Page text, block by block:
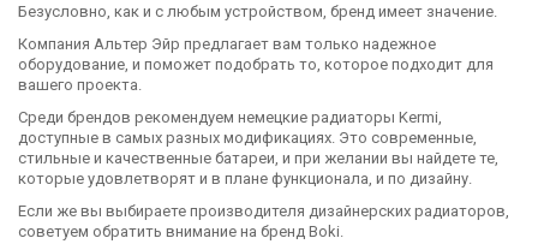
Безусловно, как и с любым устройством, бренд имеет значение.
Компания Альтер Эйр предлагает вам только надежное
оборудование, и поможет подобрать то, которое подходит для
вашего проекта.
Среди брендов рекомендуем немецкие радиаторы Kermi,
доступные в самых разных модификациях. Это современные,
стильные и качественные батареи, и при желании вы найдете те,
которые удовлетворят и в плане функционала, и по дизайну.
Если же вы выбираете производителя дизайнерских радиаторов,
советуем обратить внимание на бренд Boki.